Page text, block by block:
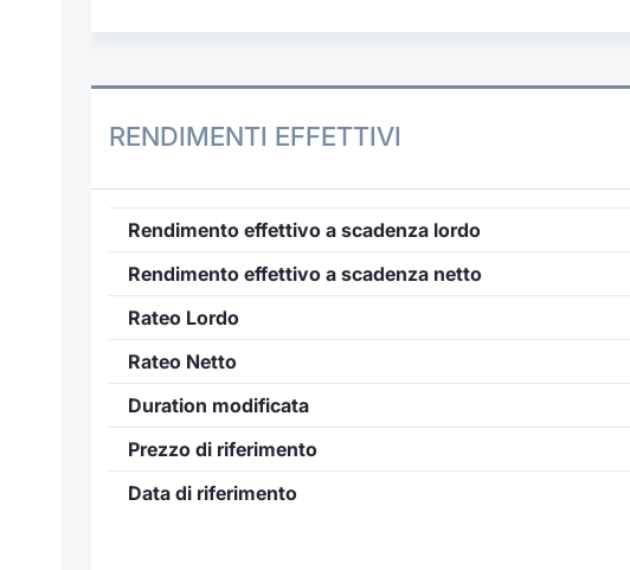
RENDIMENTI EFFETTIVI
Rendimento effettivo a scadenza lordo
Rendimento effettivo a scadenza netto
Rateo Lordo
Rateo Netto
Duration modificata
Prezzo di riferimento
Data di riferimento